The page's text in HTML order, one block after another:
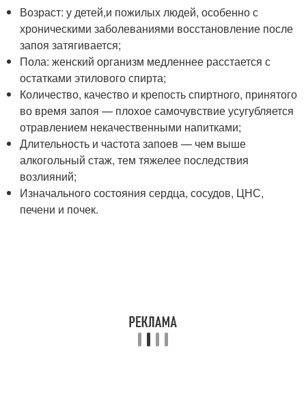
Возраст: у детей,и пожилых людей, особенно с
хроническими заболеваниями восстановление после
запоя затягивается;
Пола: женский организм медленнее расстается с
остатками этилового спирта;
Количество, качество и крепость спиртного, принятого
во время запоя — плохое самочувствие усугубляется
отравлением некачественными напитками;
Длительность и частота запоев — чем выше
алкогольный стаж, тем тяжелее последствия
возлияний;
Изначального состояния сердца, сосудов, ЦНС,
печени и почек.